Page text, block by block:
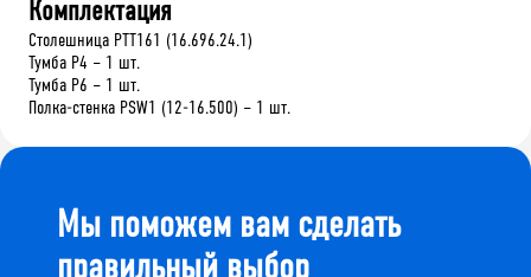
Комплектация
Столешница PTT161 (16.696.24.1)
Тумба P4 – 1 шт.
Тумба P6 – 1 шт.
Полка-стенка PSW1 (12-16.500) – 1 шт.
Мы поможем вам сделать
правильный выбор